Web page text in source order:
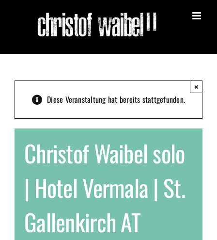
Diese Veranstaltung hat bereits stattgefunden.
×
Christof Waibel solo
| Hotel Vermala | St.
Gallenkirch AT